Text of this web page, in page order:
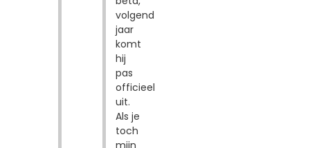
volgend
jaar
komt
hij
pas
officieel
uit.
Als je
toch